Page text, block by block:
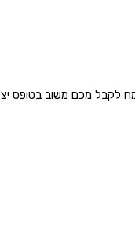
לקבל מכם משוב בטופס